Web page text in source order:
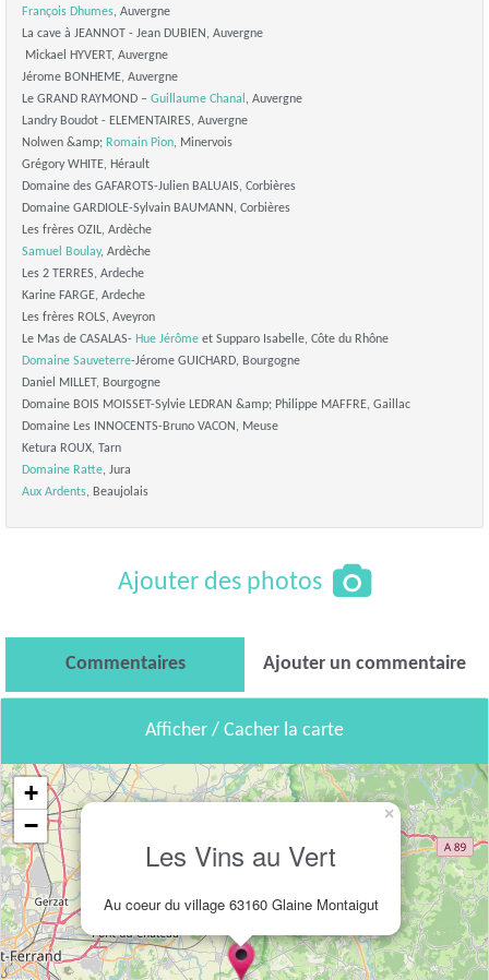
François Dhumes, Auvergne
La cave à JEANNOT - Jean DUBIEN, Auvergne
Mickael HYVERT, Auvergne
Jérome BONHEME, Auvergne
Le GRAND RAYMOND – Guillaume Chanal , Auvergne
Landry Boudot - ELEMENTAIRES, Auvergne
Nolwen &amp; Romain Pion, Minervois
Grégory WHITE, Hérault
Domaine des GAFAROTS-Julien BALUAIS, Corbières
Domaine GARDIOLE-Sylvain BAUMANN, Corbières
Les frères OZIL, Ardèche
Samuel Boulay, Ardèche
Les 2 TERRES, Ardeche
Karine FARGE, Ardeche
Les frères ROLS, Aveyron
Le Mas de CASALAS- Hue Jérôme et Supparo Isabelle, Côte du Rhône
Domaine Sauveterre-Jérome GUICHARD, Bourgogne
Daniel MILLET, Bourgogne
Domaine BOIS MOISSET-Sylvie LEDRAN &amp; Philippe MAFFRE, Gaillac
Domaine Les INNOCENTS-Bruno VACON, Meuse
Ketura ROUX, Tarn
Domaine Ratte, Jura
Aux Ardents, Beaujolais
Ajouter des photos
Commentaires Ajouter un commentaire
Afficher / Cacher la carte
Les Vins au Vert
Au coeur du village 63160 Glaine Montaigut
×
+
−